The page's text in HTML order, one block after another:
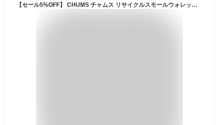
【セール5%OFF】 CHUMS チャムス リサイクルスモールウォレット 三つ折り財布 カード収納 小銭入れ コンパクト 通勤 通学 アウトドア キャンプ 野外フェス CH60-3570 メール便対応